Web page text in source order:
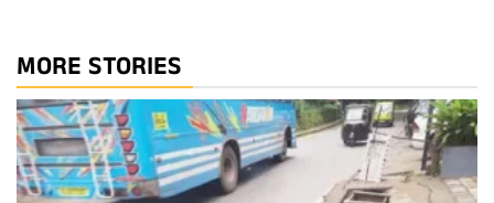
MORE STORIES